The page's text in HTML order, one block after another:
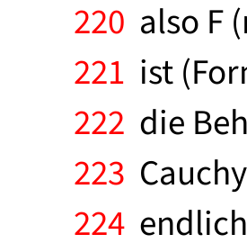
220 also F
221 ist
222 die
223
224